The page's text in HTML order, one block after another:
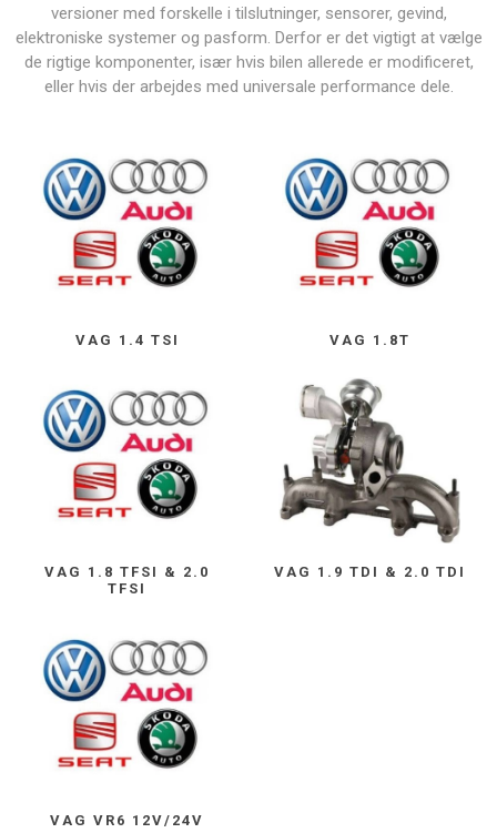
versioner med forskelle i tilslutninger, sensorer, gevind,
elektroniske systemer og pasform. Derfor er det vigtigt at vælge
de rigtige komponenter, især hvis bilen allerede er modificeret,
eller hvis der arbejdes med universale performance dele.
VAG 1.4 TSI VAG 1.8T
VAG 1.8 TFSI & 2.0
TFSI
VAG 1.9 TDI & 2.0 TDI
VAG VR6 12V/24V